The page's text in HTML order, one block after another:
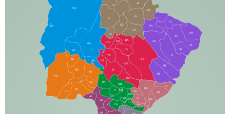
CO
AQ
MI
AN
CX
RI
AL
CR
FI
SG
BA
CA
PA
CH CL
PB
SE
TL
AG
BR
SR
BT
AR
RP
RO
JG
CG
SI
NA
TA
NH
JT
RB
MA
IT
DR
DO
CP
JU
NV
BD
BO
NI
JD
PO
BV
CC
PP
AJ
LC
AM
DB
TE
IN
NO
BP
RN
CN
GL
AN
IV
FS
VC
GD
DE
AT
LA